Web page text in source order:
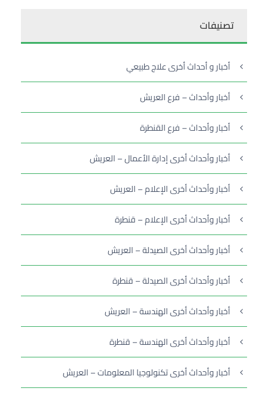
تصنيفات
أخبار و أحداث أخرى علاج طبيعي
أخبار وأحداث – فرع العريش
أخبار وأحداث – فرع القنطرة
أخبار وأحداث أخرى إدارة الأعمال – العريش
أخبار وأحداث أخرى الإعلام – العريش
أخبار وأحداث أخرى الإعلام – قنطرة
أخبار وأحداث أخرى الصيدلة – العريش
أخبار وأحداث أخرى الصيدلة – قنطرة
أخبار وأحداث أخرى الهندسة – العريش
أخبار وأحداث أخرى الهندسة – قنطرة
أخبار وأحداث أخرى تكنولوجيا المعلومات – العريش